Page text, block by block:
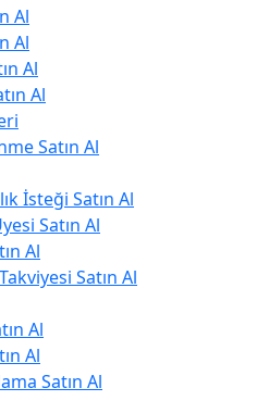
Al
Al
Al
Al
Satın Al
İsteği Satın Al
Satın Al
Al
Satın Al
Al
Al
Satın Al